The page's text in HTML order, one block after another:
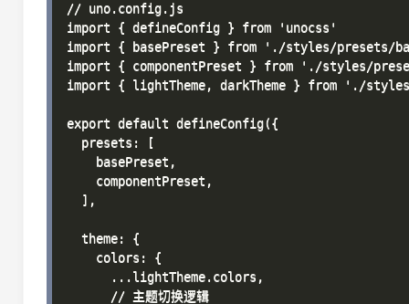
// uno.config.js
import { defineConfig } from 'unocss'
import { basePreset } from './styles/presets/
import { componentPreset } from './styles/
import { lightTheme, darkTheme } from './
export default defineConfig({
  presets: [
    basePreset,
    componentPreset,
  ],
  theme: {
    colors: {
      ...lightTheme.colors,
      // 主题切换逻辑